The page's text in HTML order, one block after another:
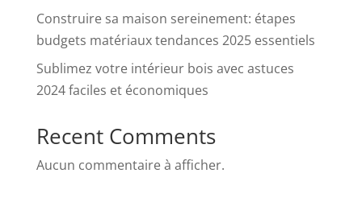
Construire sa maison sereinement: étapes
budgets matériaux tendances 2025 essentiels
Sublimez votre intérieur bois avec astuces
2024 faciles et économiques
Recent Comments
Aucun commentaire à afficher.